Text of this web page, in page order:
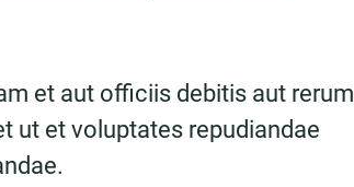
et aut officiis debitis aut rerum
ut et voluptates repudiandae